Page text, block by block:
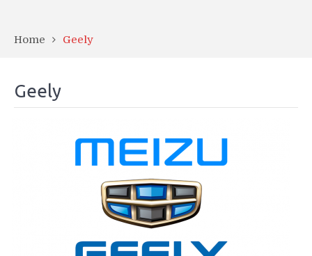
Home Geely
Geely